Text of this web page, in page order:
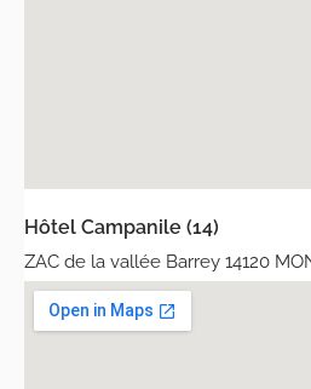
Hôtel Campanile (14)
ZAC de la vallée Barrey 14120